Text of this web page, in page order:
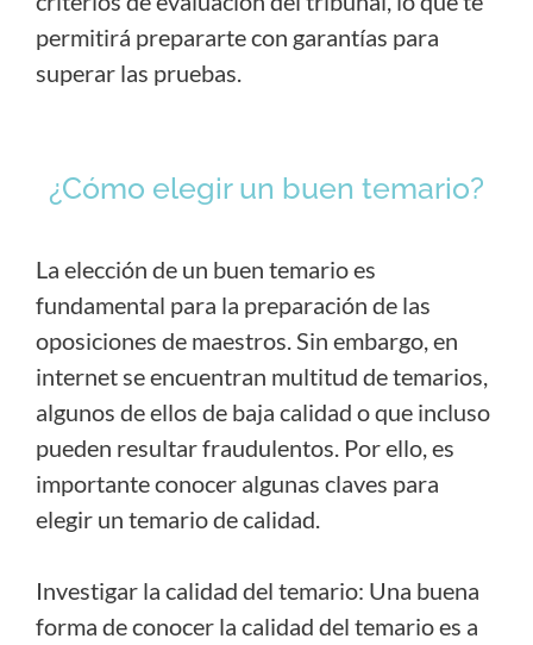
permitirá prepararte con garantías para
superar las pruebas.
¿Cómo elegir un buen temario?
La elección de un buen temario es
fundamental para la preparación de las
oposiciones de maestros. Sin embargo, en
internet se encuentran multitud de temarios,
algunos de ellos de baja calidad o que incluso
pueden resultar fraudulentos. Por ello, es
importante conocer algunas claves para
elegir un temario de calidad.
Investigar la calidad del temario: Una buena
forma de conocer la calidad del temario es a